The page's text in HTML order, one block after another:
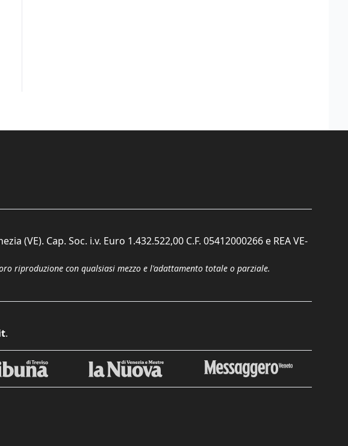
(VE). Cap. Soc. i.v. Euro 1.432.522,00 C.F. 05412000266 e REA VE-
riproduzione con qualsiasi mezzo e l'adattamento totale o parziale.
.